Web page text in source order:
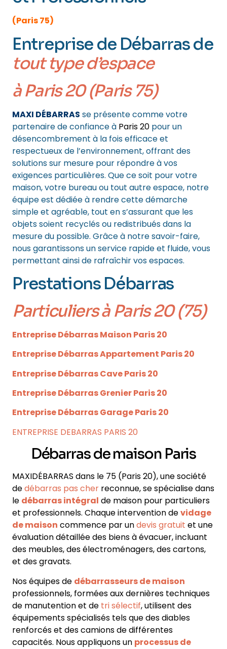
(Paris 75)
Entreprise de Débarras de
tout type d’espace
à Paris 20 (Paris 75)
MAXI DÉBARRAS se présente comme votre
partenaire de confiance à Paris 20 pour un
désencombrement à la fois efficace et
respectueux de l’environnement, offrant des
solutions sur mesure pour répondre à vos
exigences particulières. Que ce soit pour votre
maison, votre bureau ou tout autre espace, notre
équipe est dédiée à rendre cette démarche
simple et agréable, tout en s’assurant que les
objets soient recyclés ou redistribués dans la
mesure du possible. Grâce à notre savoir-faire,
nous garantissons un service rapide et fluide, vous
permettant ainsi de rafraîchir vos espaces.
Prestations Débarras
Particuliersà Paris 20 (75)
Entreprise Débarras Maison Paris 20
Entreprise Débarras Appartement Paris 20
Entreprise Débarras Cave Paris 20
Entreprise Débarras Grenier Paris 20
Entreprise Débarras Garage Paris 20
ENTREPRISE DEBARRAS PARIS 20
Débarras de maison Paris
MAXIDÉBARRAS dans le 75 (Paris 20), une société
dedébarras pas cher reconnue, se spécialise dans
le débarras intégral de maison pour particuliers
et professionnels. Chaque intervention devidage
de maison commence par undevis gratuit et une
évaluation détaillée des biens à évacuer, incluant
des meubles, des électroménagers, des cartons,
et des gravats.
Nos équipes de débarrasseurs de maison
professionnels, formées aux dernières techniques
de manutention et de tri sélectif, utilisent des
équipements spécialisés tels que des diables
renforcés et des camions de différentes
capacités. Nous appliquons un processus de